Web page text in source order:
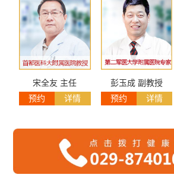
宋全友 主任
预约
详情
彭玉成 副教授
预约
详情